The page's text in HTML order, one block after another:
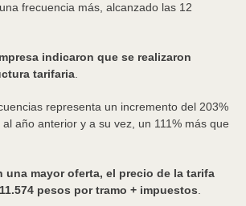
frecuencia más, alcanzado las 12
indicaron que se realizaron
tarifaria
representa un incremento del 203%
año anterior y a su vez, un 111% más que
una mayor oferta, el precio de la tarifa
pesos por tramo + impuestos